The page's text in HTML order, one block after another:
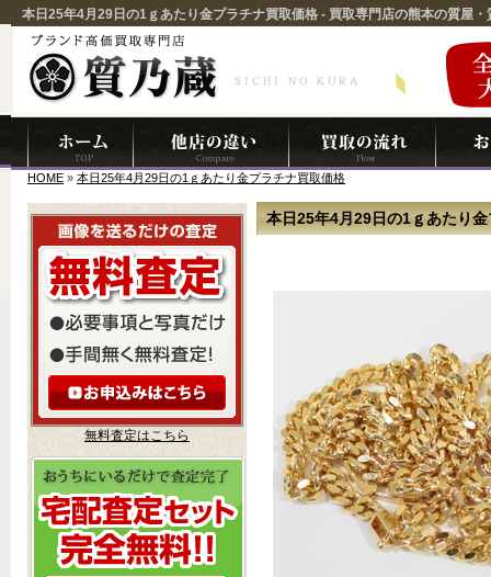
本日25年4月29日の1ｇあたり金プラチナ買取価格 - 買取専門店の熊本の質屋・
HOME » 本日25年4月29日の1ｇあたり金プラチナ買取価格
本日25年4月29日の1ｇあたり
無料査定はこちら